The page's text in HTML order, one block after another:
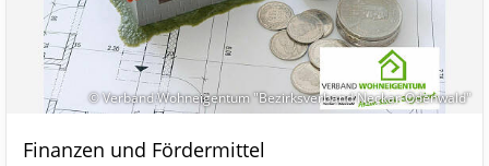
© Verband Wohneigentum "Bezirksverband Neckar-Odenwald"
Finanzen und Fördermittel